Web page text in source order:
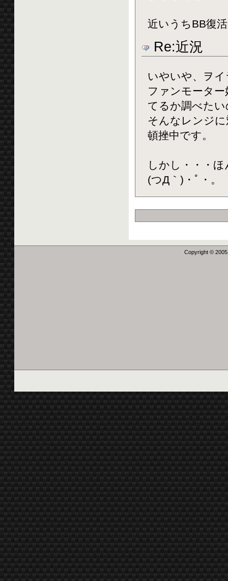
近いうちBB復
Re:近況
いやいや、ヲ
ファンモータ
てるか調べた
そんなレンジ
頓挫中です。
しかし・・・
(つД｀)・ﾟ・。
Copyright ©